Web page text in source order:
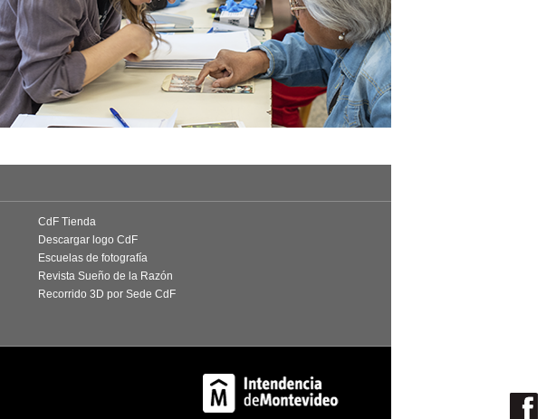
CdF Tienda
Descargar logo CdF
Escuelas de fotografía
Revista Sueño de la Razón
Recorrido 3D por Sede CdF